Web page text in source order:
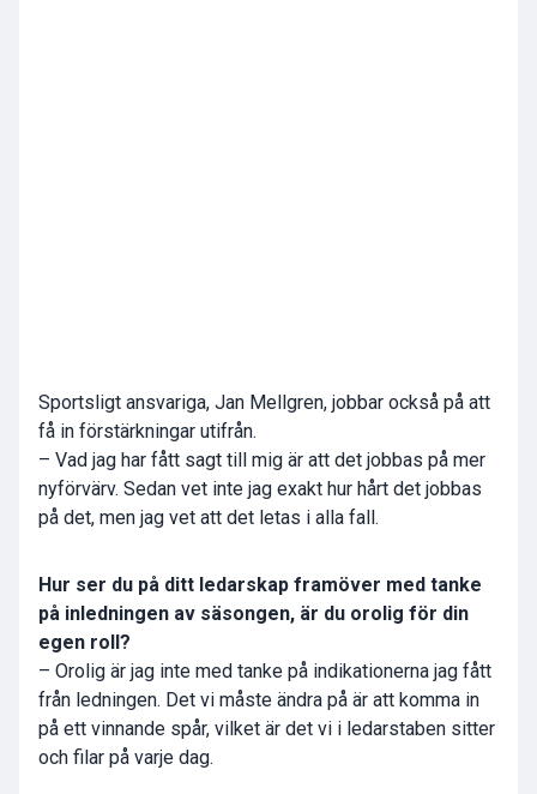
Sportsligt ansvariga, Jan Mellgren, jobbar också på att
få in förstärkningar utifrån.
– Vad jag har fått sagt till mig är att det jobbas på mer
nyförvärv. Sedan vet inte jag exakt hur hårt det jobbas
på det, men jag vet att det letas i alla fall.
Hur ser du på ditt ledarskap framöver med tanke
på inledningen av säsongen, är du orolig för din
egen roll?
– Orolig är jag inte med tanke på indikationerna jag fått
från ledningen. Det vi måste ändra på är att komma in
på ett vinnande spår, vilket är det vi i ledarstaben sitter
och filar på varje dag.